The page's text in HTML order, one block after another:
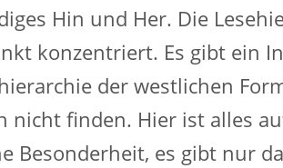
Hin und Her. Die
konzentriert. Es gibt ein
der westlichen
nicht finden. Hier ist alles
Besonderheit, es gibt nur